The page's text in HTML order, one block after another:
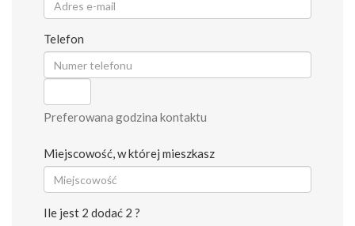
Telefon
Preferowana godzina kontaktu
Miejscowość, w której mieszkasz
Ile jest 2 dodać 2 ?